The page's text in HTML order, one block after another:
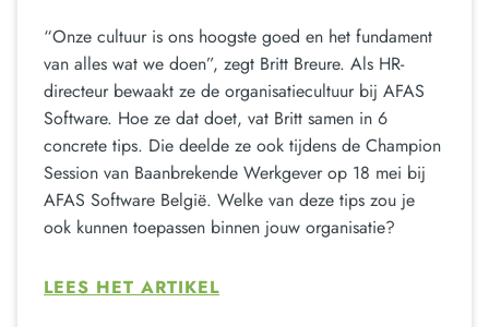
“Onze cultuur is ons hoogste goed en het fundament
van alles wat we doen”, zegt Britt Breure. Als HR-
directeur bewaakt ze de organisatiecultuur bij AFAS
Software. Hoe ze dat doet, vat Britt samen in 6
concrete tips. Die deelde ze ook tijdens de Champion
Session van Baanbrekende Werkgever op 18 mei bij
AFAS Software België. Welke van deze tips zou je
ook kunnen toepassen binnen jouw organisatie?
LEES HET ARTIKEL